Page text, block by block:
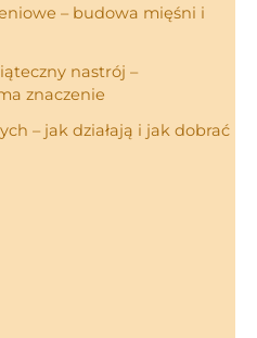
– budowa mięśni i
nastrój –
znaczenie
– jak działają i jak dobrać